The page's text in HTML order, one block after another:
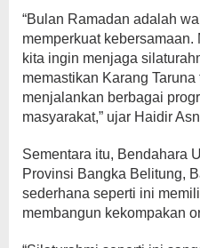
“Bulan Ramadan adalah
memperkuat
kita ingin menjaga
memastikan Karang
menjalankan berbagai
masyarakat,” ujar Haidir
Sementara itu, Bendahara
Provinsi Bangka Belitung,
sederhana seperti ini
membangun kekompakan